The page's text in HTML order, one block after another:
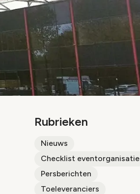
Rubrieken
Nieuws
Checklist eventorganisatie
Persberichten
Toeleveranciers